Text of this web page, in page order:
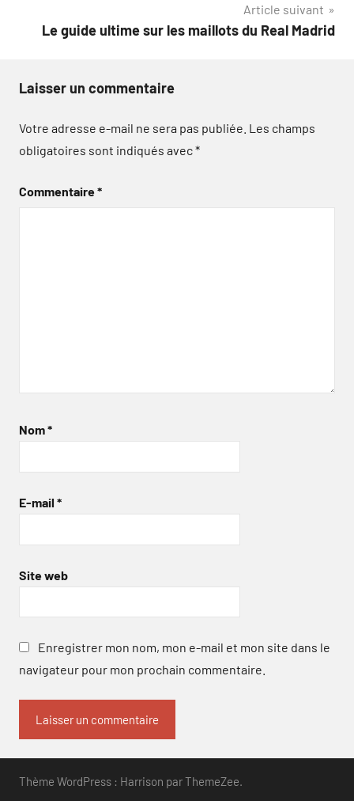
Article suivant
Le guide ultime sur les maillots du Real Madrid
Laisser un commentaire
Votre adresse e-mail ne sera pas publiée. Les champs
obligatoires sont indiqués avec*
Commentaire*
Nom*
E-mail *
Site web
Enregistrer mon nom, mon e-mail et mon site dans le
navigateur pour mon prochain commentaire.
Thème WordPress : Harrison par ThemeZee.